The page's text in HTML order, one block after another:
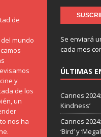
de
mundo
y
de los
un
nos ha
Se enviará
cada mes
ÚLTIMAS
Cannes
Kindness’
Cannes
‘Bird’ y